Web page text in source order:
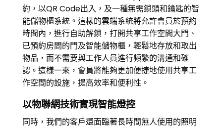
約，以QR Code出入，及一種無需鎖頭和鑰匙的智
能儲物櫃系統。這樣的雲端系統將允許會員於預約
時間內，進行自助解鎖，打開共享工作空間大門、
已預約房間的門及智能儲物櫃，輕鬆地存放和取出
物品，而不需要與工作人員進行頻繁的溝通和確
認。這樣一來，會員將能夠更加便捷地使用共享工
作空間的設施，提高效率和便利性。
以物聯網技術實現智能燈控
同時，我們的客戶還面臨著長時間無人使用的照明